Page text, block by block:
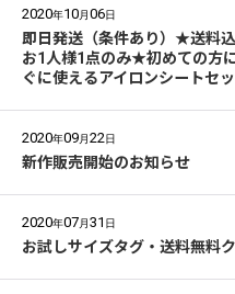
2020年10月06日
即日発送（条件あり）★送料
お1人様1点のみ★初めての方
ぐに使えるアイロンシートセ
2020年09月22日
新作販売開始のお知らせ
2020年07月31 日
お試しサイズタグ・送料無料